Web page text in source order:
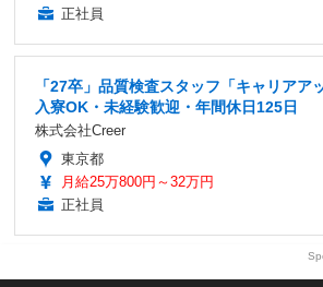
正社員
「27卒」品質検査スタッフ「キャリアア
入寮OK・未経験歓迎・年間休日125日
株式会社Creer
東京都
月給25万800円～32万円
正社員